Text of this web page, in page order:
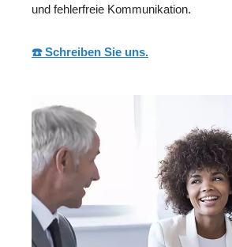
und fehlerfreie Kommunikation.
☎️ Schreiben Sie uns.